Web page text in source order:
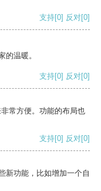
支持[0] 反对[0]
的温暖。
支持[0] 反对[0]
常方便。功能的布局也
支持[0] 反对[0]
新功能，比如增加一个自